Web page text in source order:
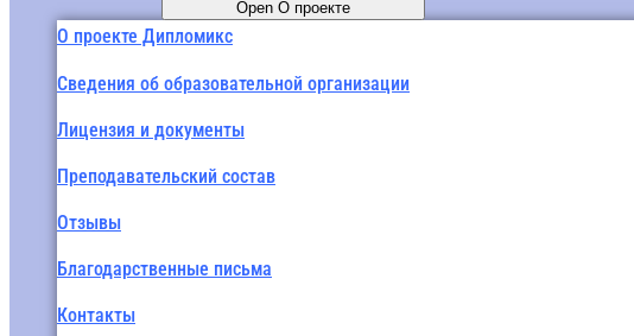
Open О проекте
О проекте Дипломикс
Сведения об образовательной организации
Лицензия и документы
Преподавательский состав
Отзывы
Благодарственные письма
Контакты